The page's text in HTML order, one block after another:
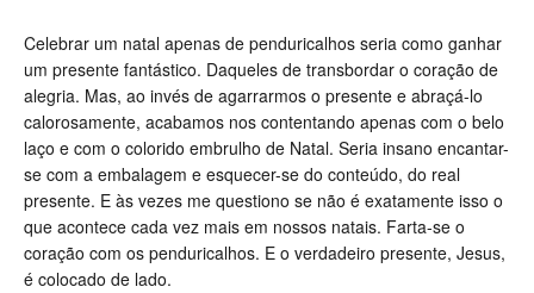
Celebrar um natal apenas de penduricalhos seria como ganhar
um presente fantástico. Daqueles de transbordar o coração de
alegria. Mas, ao invés de agarrarmos o presente e abraçá-lo
calorosamente, acabamos nos contentando apenas com o belo
laço e com o colorido embrulho de Natal. Seria insano encantar-
se com a embalagem e esquecer-se do conteúdo, do real
presente. E às vezes me questiono se não é exatamente isso o
que acontece cada vez mais em nossos natais. Farta-se o
coração com os penduricalhos. E o verdadeiro presente, Jesus,
é colocado de lado.